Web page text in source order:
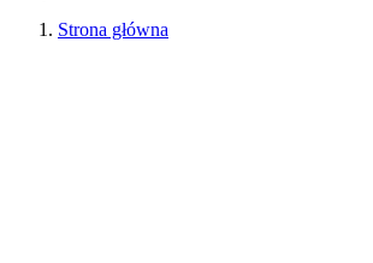
Strona główna